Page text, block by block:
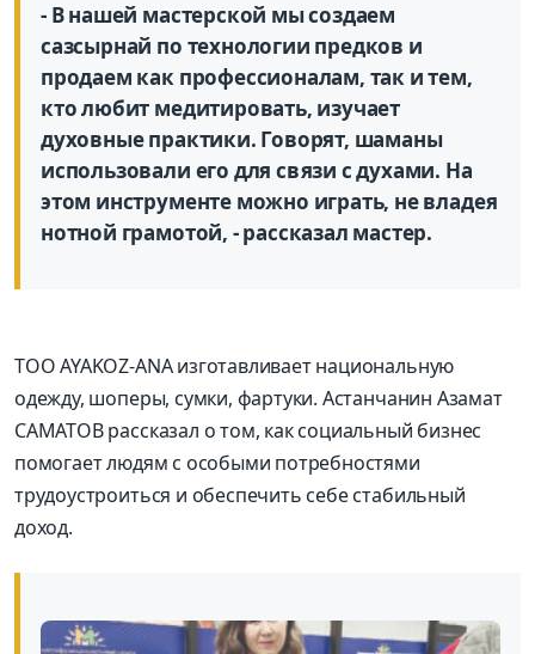
- В нашей мастерской мы создаем
сазсырнай по технологии предков и
продаем как профессионалам, так и тем,
кто любит медитировать, изучает
духовные практики. Говорят, шаманы
использовали его для связи с духами. На
этом инструменте можно играть, не владея
нотной грамотой, - рассказал мастер.
ТОО AYAKOZ-ANA изготавливает национальную
одежду, шоперы, сумки, фартуки. Астанчанин Азамат
САМАТОВ рассказал о том, как социальный бизнес
помогает людям с особыми потребностями
трудоустроиться и обеспечить себе стабильный
доход.